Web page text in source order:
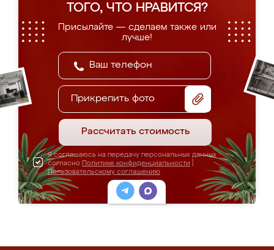
ТОГО, ЧТО НРАВИТСЯ?
Присылайте — сделаем также или
лучше!
Прикрепить фото
Рассчитать стоимость
Я соглашаюсь на передачу персональных данных
согласно Политике конфиденциальности
Пользовательскому соглашению